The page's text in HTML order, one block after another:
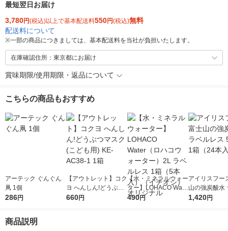
最短翌日お届け
3,780円(税込)以上で基本配送料550円(税込)無料
配送料について
※一部の商品につきましては、基本配送料を当社が負担いたします。
在庫確認住所：東京都にお届け
賞味期限/使用期限・返品について
こちらの商品もおすすめ
アーテック ぐんぐん
凧 1個
286円
【アウトレット】コク
ヨ へんしん!どうぶつ
マスク(こども用) KE-
660円
【水・ミネラルウォー
ター】LOHACO Wate
r（ロハコウォータ
490円
アイリスフー
山の強炭酸水
レス 500ml 1
1,420円
商品説明